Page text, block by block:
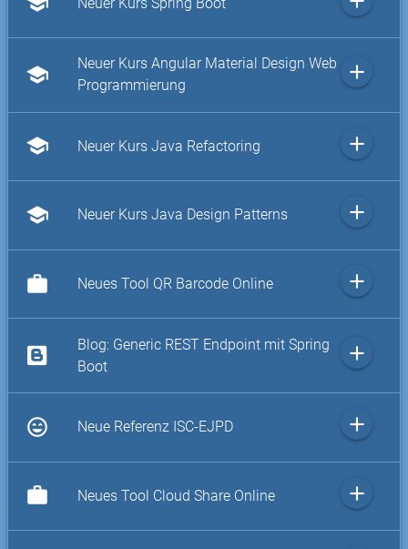
school
Neuer Kurs Angular Material Design Web
Programmierung
add
school Neuer Kurs Java Refactoring add
school Neuer Kurs Java Design Patterns add
work Neues Tool QR Barcode Online add
Blog: Generic REST Endpoint mit Spring
Boot
add
sentiment_very_satisfied Neue Referenz ISC-EJPD add
work Neues Tool Cloud Share Online add